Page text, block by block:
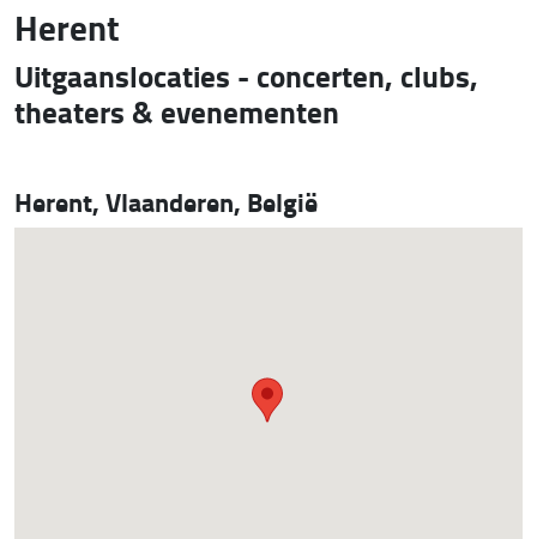
Herent
Uitgaanslocaties - concerten, clubs,
theaters & evenementen
Herent, Vlaanderen, België